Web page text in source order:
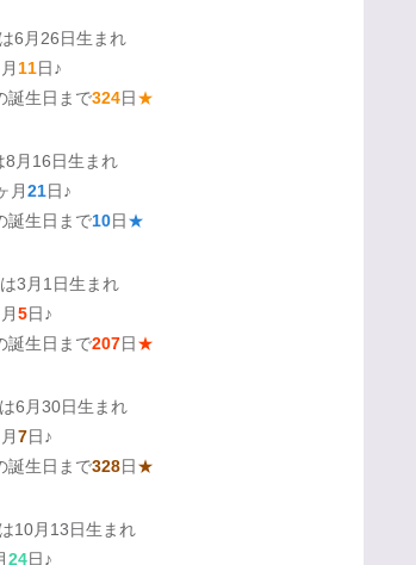
は6月26日生まれ
11日♪
誕生日まで324日★
8月16日生まれ
月21日♪
誕生日まで10日★
は3月1日生まれ
5日♪
誕生日まで207日★
は6月30日生まれ
7日♪
誕生日まで328日★
は10月13日生まれ
24日♪